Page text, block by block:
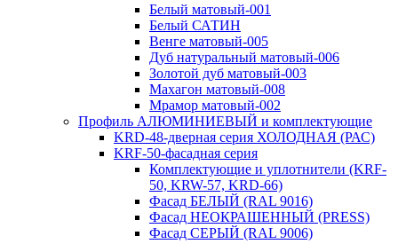
Белый матовый-001
Белый САТИН
Венге матовый-005
Дуб натуральный матовый-006
Золотой дуб матовый-003
Махагон матовый-008
Мрамор матовый-002
Профиль АЛЮМИНИЕВЫЙ и комплектующие
KRD-48-дверная серия ХОЛОДНАЯ (РАС)
KRF-50-фасадная серия
Комплектующие и уплотнители (KRF-
50, KRW-57, KRD-66)
Фасад БЕЛЫЙ (RAL 9016)
Фасад НЕОКРАШЕННЫЙ (PRESS)
Фасад СЕРЫЙ (RAL 9006)